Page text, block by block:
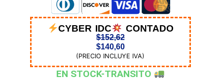
CYBER IDC CONTADO
$152,62
$140,60
(PRECIO INCLUYE IVA)
EN STOCK-TRANSITO